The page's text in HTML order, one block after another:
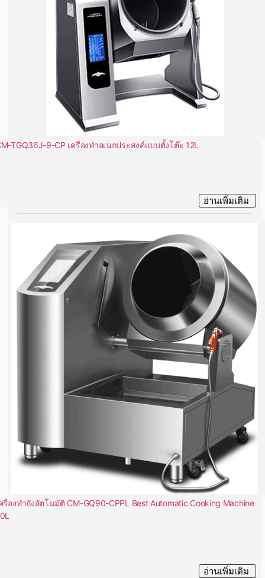
TGQ36J-9-CP เครื่องทำอเนกประสงค์แบบตั้งโต๊ะ 12L
อ่านเพิ่มเติม
รื่องทำถังอัตโนมัติ CM-GQ90-CPPL Best Automatic Cooking Machine
อ่านเพิ่มเติม